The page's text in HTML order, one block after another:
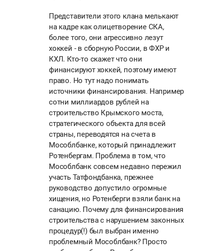
Представители этого клана мелькают
на кадре как олицетворение СКА,
более того, они агрессивно лезут
хоккей - в сборную России, в ФХР и
КХЛ. Кто-то скажет что они
финансируют хоккей, поэтому имеют
право. Но тут надо понимать
источники финансирования. Например
сотни миллиардов рублей на
строительство Крымского моста,
стратегического объекта для всей
страны, переводятся на счета в
Мособлбанке, который принадлежит
Ротенбергам. Проблема в том, что
Мособлбанк совсем недавно пережил
участь Татфондбанка, прежнее
руководство допустило огромные
хищения, но Ротенберги взяли банк на
санацию. Почему для финансирования
строительства с нарушением законных
процедур(!) был выбран именно
проблемный Мособлбанк? Просто